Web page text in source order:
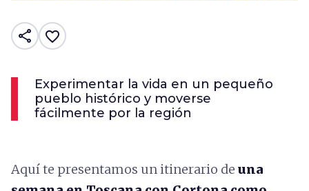
share favorite_border
Experimentar la vida en un pequeño
pueblo histórico y moverse
fácilmente por la región
Aquí te presentamos un itinerario de una